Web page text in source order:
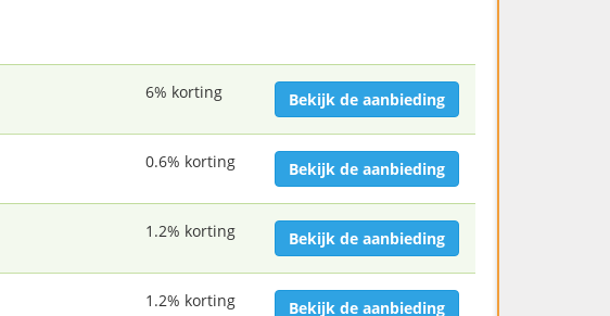
6% korting Bekijk de aanbieding
0.6% korting Bekijk de aanbieding
1.2% korting Bekijk de aanbieding
1.2% korting Bekijk de aanbieding